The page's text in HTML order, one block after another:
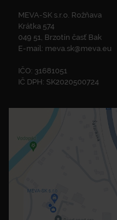
MEVA-SK s.r.o. Rožňava
Krátka 574
049 51, Brzotín časť Bak
E-mail: meva.sk@meva.eu
IČO: 31681051
IČ DPH: SK2020500724